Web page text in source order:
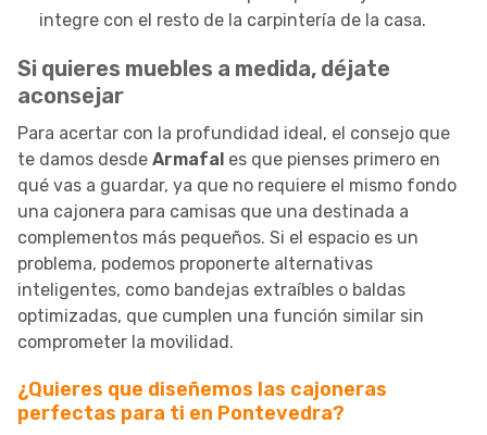
integre con el resto de la carpintería de la casa.
Si quieres muebles a medida, déjate
aconsejar
Para acertar con la profundidad ideal, el consejo que
te damos desde Armafal es que pienses primero en
qué vas a guardar, ya que no requiere el mismo fondo
una cajonera para camisas que una destinada a
complementos más pequeños. Si el espacio es un
problema, podemos proponerte alternativas
inteligentes, como bandejas extraíbles o baldas
optimizadas, que cumplen una función similar sin
comprometer la movilidad.
¿Quieres que diseñemos las cajoneras
perfectas para ti en Pontevedra?